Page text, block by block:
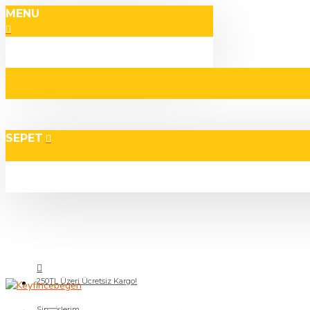
MENU
SEPET
250TL Üzeri Ücretsiz Kargo!